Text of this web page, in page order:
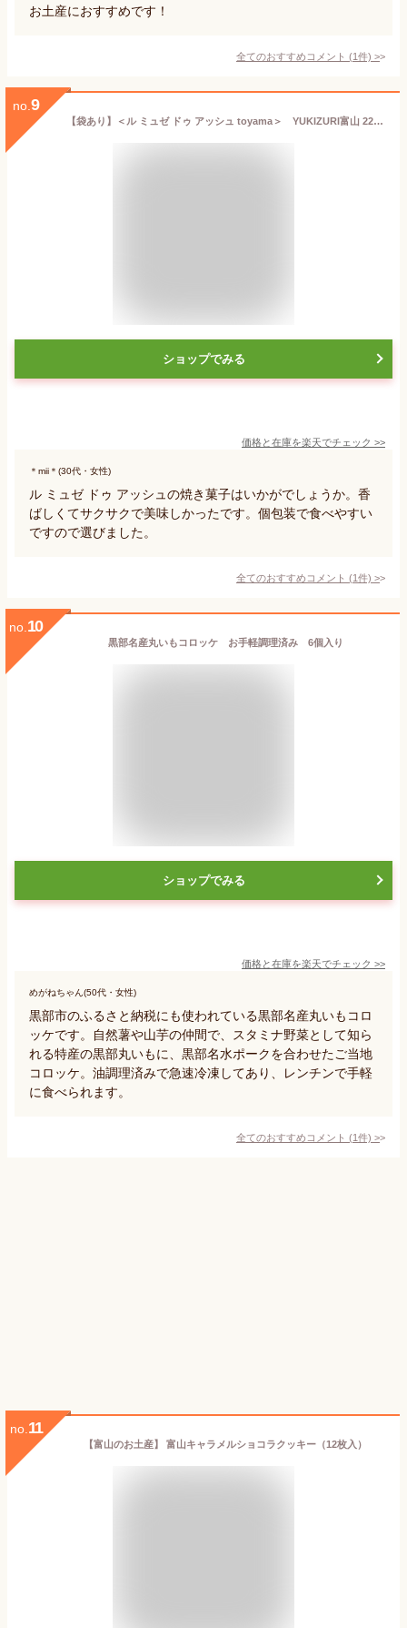
お土産におすすめです！
全てのおすすめコメント (1件) >
no. 9
【袋あり】＜ル ミュゼ ドゥ アッシュ toyama＞ YUKIZURI富山 22本入り【敬老の日 贈り物 北陸 富山 石川 金沢 洋菓子 お土産 銘菓 雪吊り 辻口 お取り寄せ 御挨拶 ギフト 贈答】
ショップでみる
価格と在庫を楽天でチェック >>
＊mii＊(30代・女性)
ル ミュゼ ドゥ アッシュの焼き菓子はいかがでしょうか。香
ばしくてサクサクで美味しかったです。個包装で食べやすい
ですので選びました。
全てのおすすめコメント (1件) >
no. 10
黒部名産丸いもコロッケ お手軽調理済み 6個入り
ショップでみる
価格と在庫を楽天でチェック >>
めがねちゃん(50代・女性)
黒部市のふるさと納税にも使われている黒部名産丸いもコロ
ッケです。自然薯や山芋の仲間で、スタミナ野菜として知ら
れる特産の黒部丸いもに、黒部名水ポークを合わせたご当地
コロッケ。油調理済みで急速冷凍してあり、レンチンで手軽
に食べられます。
全てのおすすめコメント (1件) >
no. 11
【富山のお土産】 富山キャラメルショコラクッキー（12枚入）